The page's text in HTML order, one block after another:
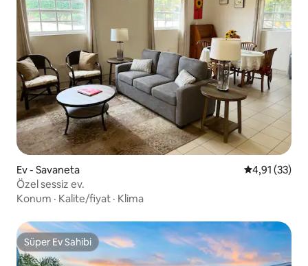
Ev - Savaneta 5 üzerinden
4,91 (33)
Özel sessiz ev.
Konum · Kalite/fiyat · Klima
Süper Ev Sahibi
Süper Ev Sahibi